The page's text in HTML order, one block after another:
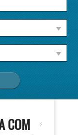
COM